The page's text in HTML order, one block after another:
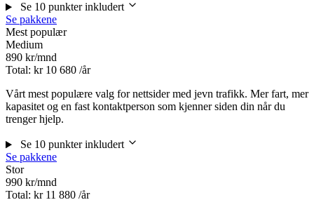
Se 10 punkter inkludert
Se pakkene
Mest populær
Medium
890 kr/mnd
Total: kr 10 680 /år
Vårt mest populære valg for nettsider med jevn trafikk. Mer fart, mer
kapasitet og en fast kontaktperson som kjenner siden din når du
trenger hjelp.
Se 10 punkter inkludert
Se pakkene
Stor
990 kr/mnd
Total: kr 11 880 /år